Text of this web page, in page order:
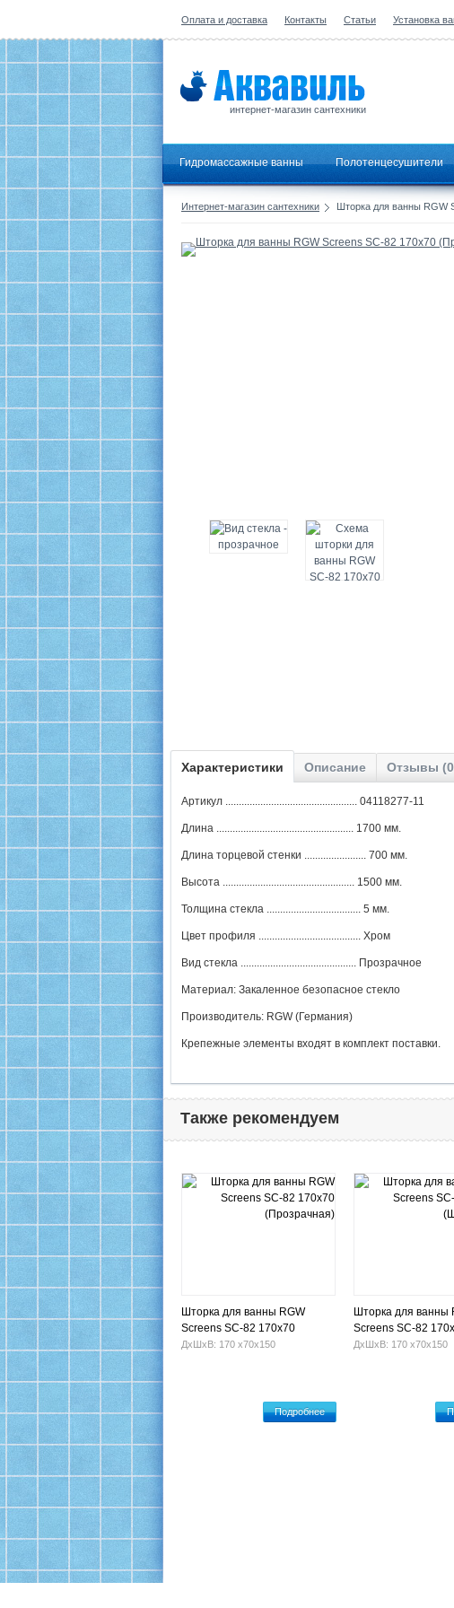
Оплата и доставка Контакты Статьи Установка
интернет-магазин сантехники
Гидромассажные ванны Полотенцесушители
Интернет-магазин сантехники Шторка для ванны RGW
Характеристики Описание Отзывы
Артикул ................................................. 04118277-11
Длина ................................................... 1700 мм.
Длина торцевой стенки ....................... 700 мм.
Высота ................................................. 1500 мм.
Толщина стекла ................................... 5 мм.
Цвет профиля ...................................... Хром
Вид стекла ........................................... Прозрачное
Материал: Закаленное безопасное стекло
Производитель: RGW (Германия)
Крепежные элементы входят в комплект поставки.
Также рекомендуем
Шторка для ванны RGW
Screens SC-82 170х70
(Прозрачная)
ДхШхВ: 170 х70х150
Подробнее
Шторка для ванны
Screens SC-82
(Шиншилла)
ДхШхВ: 170 х70х150